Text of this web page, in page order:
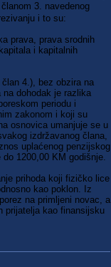
3. navedenog
i to su:
prava, prava srodnih
i kapitalnih
4.), bez obzira na
dohodak je razlika
periodu i
zakonom i koji su
osnovica umanjuje se u
izdržavanog člana,
uplaćenog penzijskog
1200,00 KM godišnje.
prihoda koji fizičko lice
kao poklon. Iz
na primljeni novac, a
prijatelja kao finansijsku